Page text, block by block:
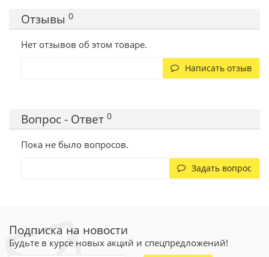
Отзывы 0
Нет отзывов об этом товаре.
Написать отзыв
Вопрос - Ответ 0
Пока не было вопросов.
Задать вопрос
Подписка на новости
Будьте в курсе новых акций и спецпредложений!